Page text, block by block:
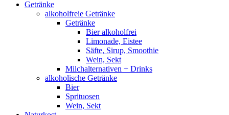
Getränke
alkoholfreie Getränke
Getränke
Bier alkoholfrei
Limonade, Eistee
Säfte, Sirup, Smoothie
Wein, Sekt
Milchalternativen + Drinks
alkoholische Getränke
Bier
Sprituosen
Wein, Sekt